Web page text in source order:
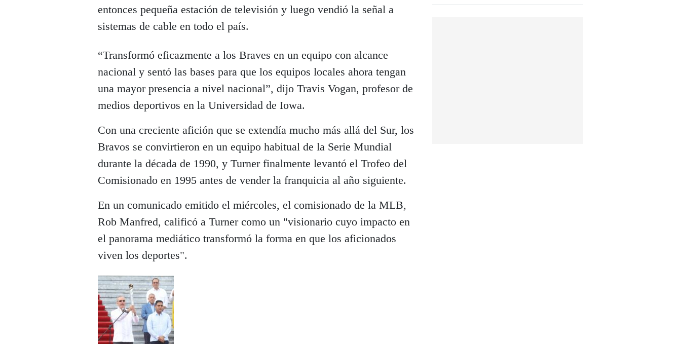
entonces pequeña estación de televisión y luego vendió la señal a
sistemas de cable en todo el país.
“Transformó eficazmente a los Braves en un equipo con alcance
nacional y sentó las bases para que los equipos locales ahora tengan
una mayor presencia a nivel nacional”, dijo Travis Vogan, profesor de
medios deportivos en la Universidad de Iowa.
Con una creciente afición que se extendía mucho más allá del Sur, los
Bravos se convirtieron en un equipo habitual de la Serie Mundial
durante la década de 1990, y Turner finalmente levantó el Trofeo del
Comisionado en 1995 antes de vender la franquicia al año siguiente.
En un comunicado emitido el miércoles, el comisionado de la MLB,
Rob Manfred, calificó a Turner como un "visionario cuyo impacto en
el panorama mediático transformó la forma en que los aficionados
viven los deportes".